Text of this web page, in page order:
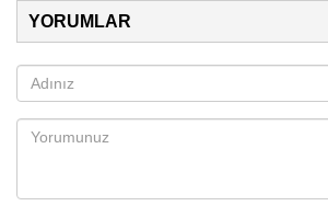
YORUMLAR